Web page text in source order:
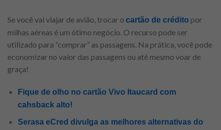
Se você vai viajar de avião, trocar o cartão de crédito por
milhas aéreas é um ótimo negócio. O recurso pode ser
utilizado para “comprar” as passagens. Na prática, você pode
economizar no valor das passagens ou até mesmo voar de
graça!
Fique de olho no cartão Vivo Itaucard com
cahsback alto!
Serasa eCred divulga as melhores alternativas do